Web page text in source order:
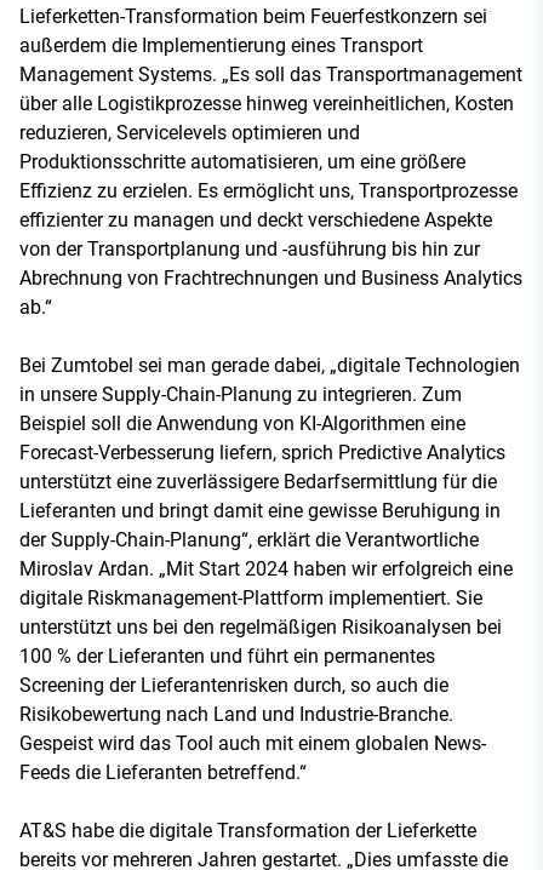
Lieferketten-Transformation beim Feuerfestkonzern sei
außerdem die Implementierung eines Transport
Management Systems. „Es soll das Transportmanagement
über alle Logistikprozesse hinweg vereinheitlichen, Kosten
reduzieren, Servicelevels optimieren und
Produktionsschritte automatisieren, um eine größere
Effizienz zu erzielen. Es ermöglicht uns, Transportprozesse
effizienter zu managen und deckt verschiedene Aspekte
von der Transportplanung und -ausführung bis hin zur
Abrechnung von Frachtrechnungen und Business Analytics
ab.“
Bei Zumtobel sei man gerade dabei, „digitale Technologien
in unsere Supply-Chain-Planung zu integrieren. Zum
Beispiel soll die Anwendung von KI-Algorithmen eine
Forecast-Verbesserung liefern, sprich Predictive Analytics
unterstützt eine zuverlässigere Bedarfsermittlung für die
Lieferanten und bringt damit eine gewisse Beruhigung in
der Supply-Chain-Planung“, erklärt die Verantwortliche
Miroslav Ardan. „Mit Start 2024 haben wir erfolgreich eine
digitale Riskmanagement-Plattform implementiert. Sie
unterstützt uns bei den regelmäßigen Risikoanalysen bei
100 % der Lieferanten und führt ein permanentes
Screening der Lieferantenrisken durch, so auch die
Risikobewertung nach Land und Industrie-Branche.
Gespeist wird das Tool auch mit einem globalen News-
Feeds die Lieferanten betreffend.“
AT&S habe die digitale Transformation der Lieferkette
bereits vor mehreren Jahren gestartet. „Dies umfasste die